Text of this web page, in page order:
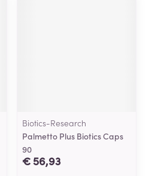
Biotics-Research
Palmetto Plus Biotics Caps
90
€ 56,93